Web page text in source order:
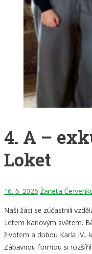
4. A –
Loket
16. 6. 2026 Žaneta
Naši žáci se zúčastnili
Letem Karlovým světem.
životem a dobou Karla IV.,
Zábavnou formou si